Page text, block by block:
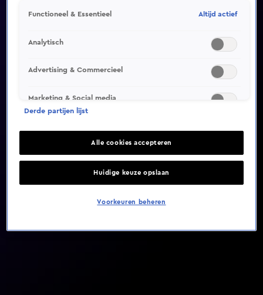
Video helaas niet gevonden
Functioneel & Essentieel Altijd actief
Analytisch
Advertising & Commercieel
Marketing & Social media
Derde partijen lijst
Alle cookies accepteren
Huidige keuze opslaan
Voorkeuren beheren